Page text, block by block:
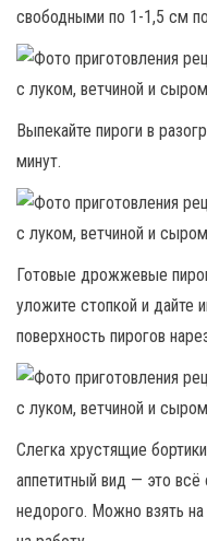
свободными по 1-1,5 см
Выпекайте пироги в
минут.
Готовые дрожжевые
уложите стопкой и дайте
поверхность пирогов
Слегка хрустящие
аппетитный вид — это
недорого. Можно взять